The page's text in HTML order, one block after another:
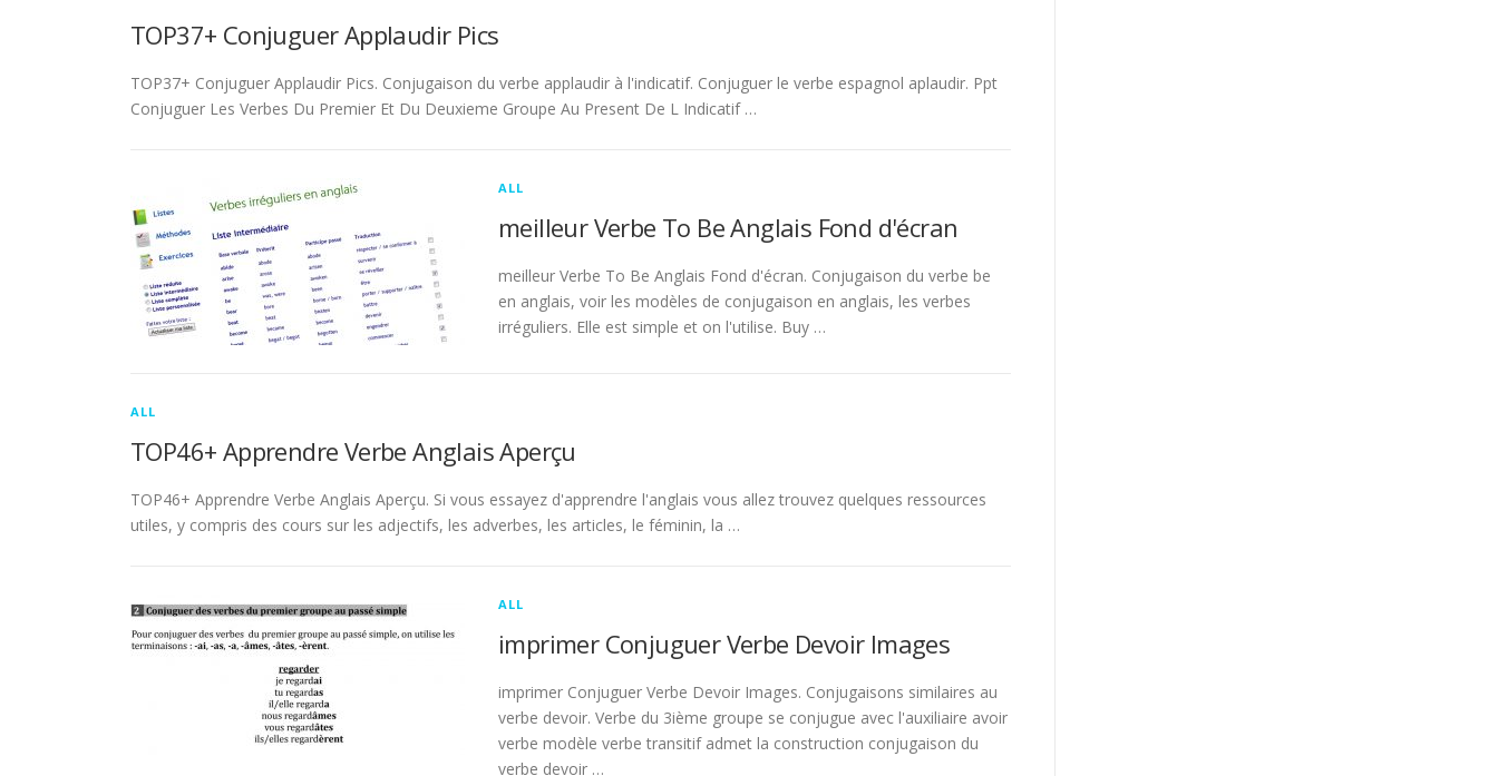
TOP37+ Conjuguer Applaudir Pics
TOP37+ Conjuguer Applaudir Pics. Conjugaison du verbe applaudir à l'indicatif. Conjuguer le verbe espagnol aplaudir. Ppt
Conjuguer Les Verbes Du Premier Et Du Deuxieme Groupe Au Present De L Indicatif …
ALL
meilleur Verbe To Be Anglais Fond d'écran
meilleur Verbe To Be Anglais Fond d'écran. Conjugaison du verbe be
en anglais, voir les modèles de conjugaison en anglais, les verbes
irréguliers. Elle est simple et on l'utilise. Buy …
ALL
TOP46+ Apprendre Verbe Anglais Aperçu
TOP46+ Apprendre Verbe Anglais Aperçu. Si vous essayez d'apprendre l'anglais vous allez trouvez quelques ressources
utiles, y compris des cours sur les adjectifs, les adverbes, les articles, le féminin, la …
ALL
imprimer Conjuguer Verbe Devoir Images
imprimer Conjuguer Verbe Devoir Images. Conjugaisons similaires au
verbe devoir. Verbe du 3ième groupe se conjugue avec l'auxiliaire avoir
verbe modèle verbe transitif admet la construction conjugaison du
verbe devoir …